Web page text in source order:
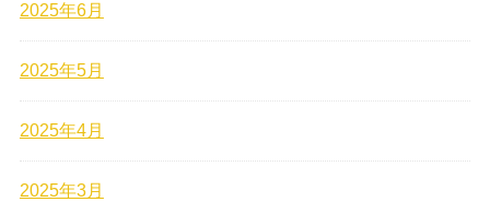
2025年6月
2025年5月
2025年4月
2025年3月